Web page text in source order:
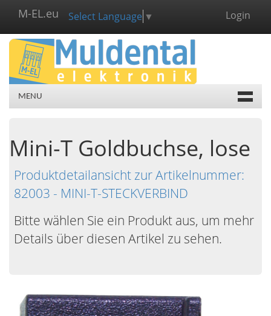
M-EL.eu Select Language ▼ Login
MENU
Mini-T Goldbuchse, lose
Produktdetailansicht zur Artikelnummer:
82003 - MINI-T-STECKVERBIND
Bitte wählen Sie ein Produkt aus, um mehr
Details über diesen Artikel zu sehen.